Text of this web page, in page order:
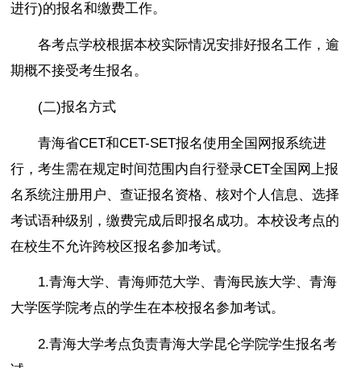
进行)的报名和缴费工作。
各考点学校根据本校实际情况安排好报名工作，逾
期概不接受考生报名。
(二)报名方式
青海省CET和CET-SET报名使用全国网报系统进
行，考生需在规定时间范围内自行登录CET全国网上报
名系统注册用户、查证报名资格、核对个人信息、选择
考试语种级别，缴费完成后即报名成功。本校设考点的
在校生不允许跨校区报名参加考试。
1.青海大学、青海师范大学、青海民族大学、青海
大学医学院考点的学生在本校报名参加考试。
2.青海大学考点负责青海大学昆仑学院学生报名考